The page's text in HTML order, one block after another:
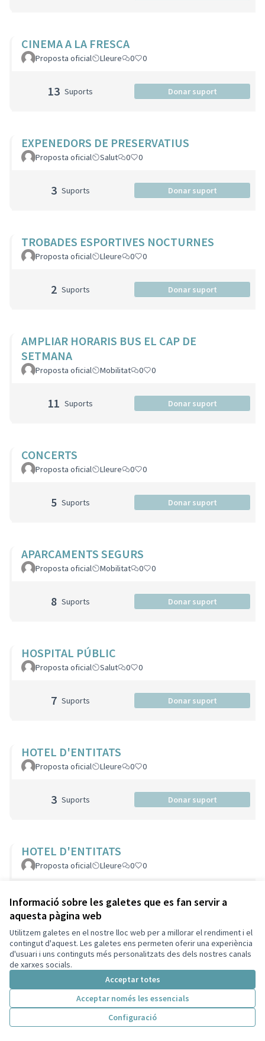
Informació sobre les galetes que es fan servir a
aquesta pàgina web
Utilitzem galetes en el nostre lloc web per a millorar el rendiment i el
contingut d'aquest. Les galetes ens permeten oferir una experiència
d'usuari i uns continguts més personalitzats des dels nostres canals
de xarxes socials.
Acceptar totes
Acceptar només les essencials
Configuració
CINEMA A LA FRESCA
Proposta oficial Lleure 0 0
13 Suports Donar suport
EXPENEDORS DE PRESERVATIUS
Proposta oficial Salut 0 0
3 Suports Donar suport
TROBADES ESPORTIVES NOCTURNES
Proposta oficial Lleure 0 0
2 Suports Donar suport
AMPLIAR HORARIS BUS EL CAP DE
SETMANA
Proposta oficial Mobilitat 0 0
11 Suports Donar suport
CONCERTS
Proposta oficial Lleure 0 0
5 Suports Donar suport
APARCAMENTS SEGURS
Proposta oficial Mobilitat 0 0
8 Suports Donar suport
HOSPITAL PÚBLIC
Proposta oficial Salut 0 0
7 Suports Donar suport
HOTEL D'ENTITATS
Proposta oficial Lleure 0 0
3 Suports Donar suport
HOTEL D'ENTITATS
Proposta oficial Lleure 0 0
1 Suport Donar suport
FÒRUM OBERT
Proposta oficial
Suport Donar suport